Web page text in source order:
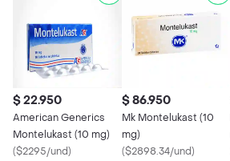
$ 22.950
American Generics
Montelukast (10 mg)
($2295/und)
$ 86.950
Mk Montelukast (10
mg)
($2898.34/und)